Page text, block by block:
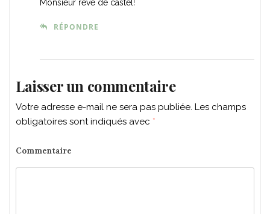
Monsieur rêve de castel!
RÉPONDRE
Laisser un commentaire
Votre adresse e-mail ne sera pas publiée. Les champs
obligatoires sont indiqués avec *
Commentaire